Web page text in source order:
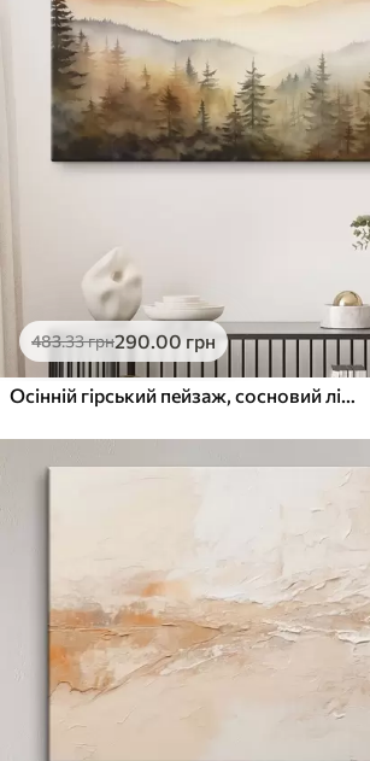
483.33грн290.00 грн
Осінній гірський пейзаж, сосновий ліс, захід сонця, акварель